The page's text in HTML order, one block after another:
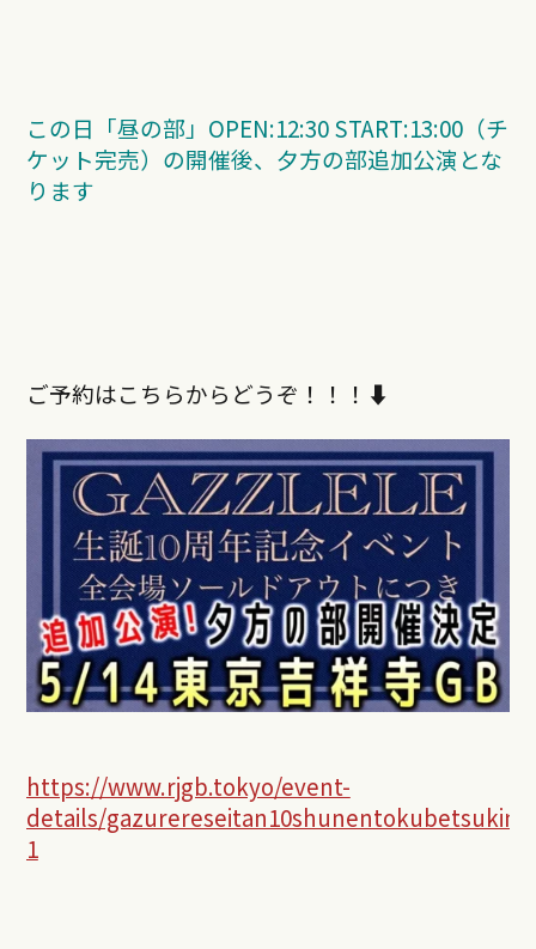
この日「昼の部」OPEN:12:30 START:13:00（チ
ケット完売）の開催後、夕方の部追加公演とな
ります
ご予約はこちらからどうぞ！！！⬇︎
https://www.rjgb.tokyo/event-
details/
1